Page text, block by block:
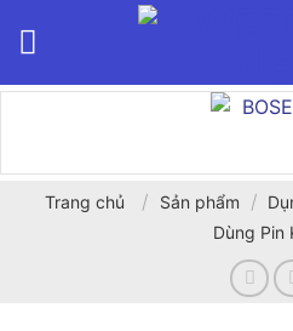
Trang chủ / Sản phẩm /
Dùng Pin